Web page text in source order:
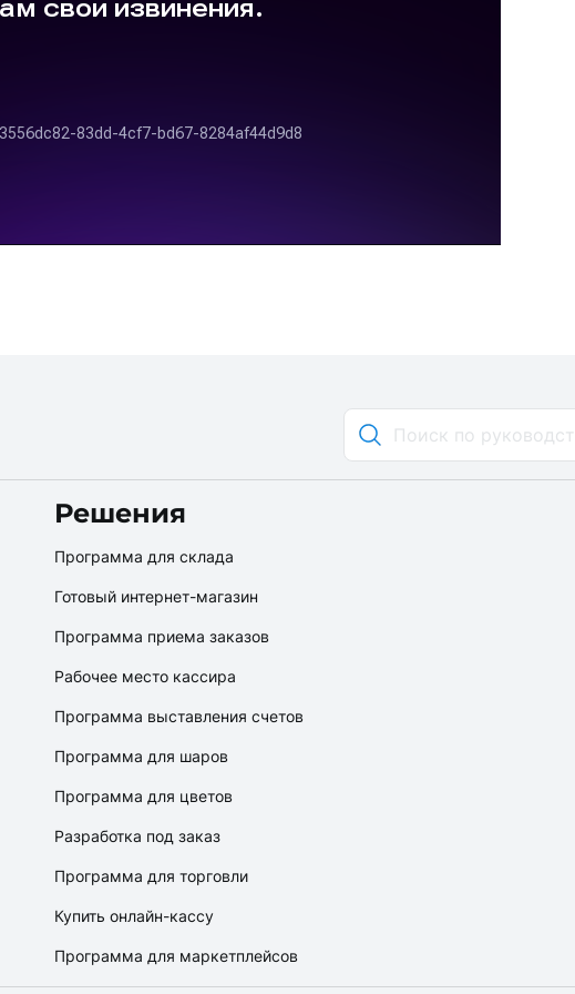
Решения
Программа для склада
Готовый интернет-магазин
Программа приема заказов
Рабочее место кассира
Программа выставления счетов
Программа для шаров
Программа для цветов
Разработка под заказ
Программа для торговли
Купить онлайн-кассу
Программа для маркетплейсов